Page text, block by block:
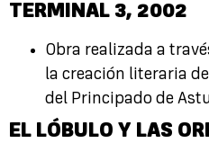
TERMINAL 3, 2002
Obra realizada a
la creación literaria
del Principado de
EL LÓBULO Y LAS